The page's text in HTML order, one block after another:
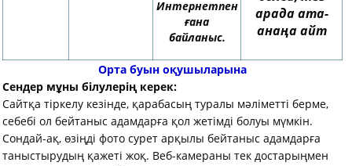
Интернетпен
ғана
байланыс.
арада ата-
анаңа айт
Орта буын оқушыларына
Сендер мұны білулерің керек:
Сайтқа тіркелу кезінде, қарабасың туралы мәліметті берме,
себебі ол бейтаныс адамдарға қол жетімді болуы мүмкін.
Сондай-ақ, өзіңді фото сурет арқылы бейтаныс адамдарға
таныстырудың қажеті жоқ. Веб-камераны тек достарыңмен